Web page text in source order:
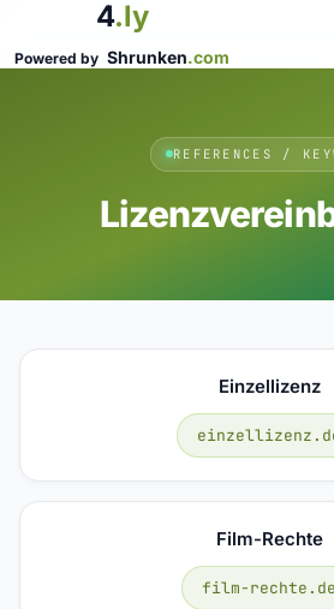
4.ly
Powered by Shrunken.com
REFERENCES /
Einzellizenz
Film-Rechte
film-rechte.de